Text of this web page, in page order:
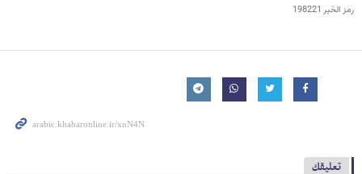
رمز الخبر 198221
تعليقك